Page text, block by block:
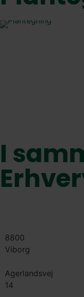
I
8800
Viborg
Agerlandsvej
14